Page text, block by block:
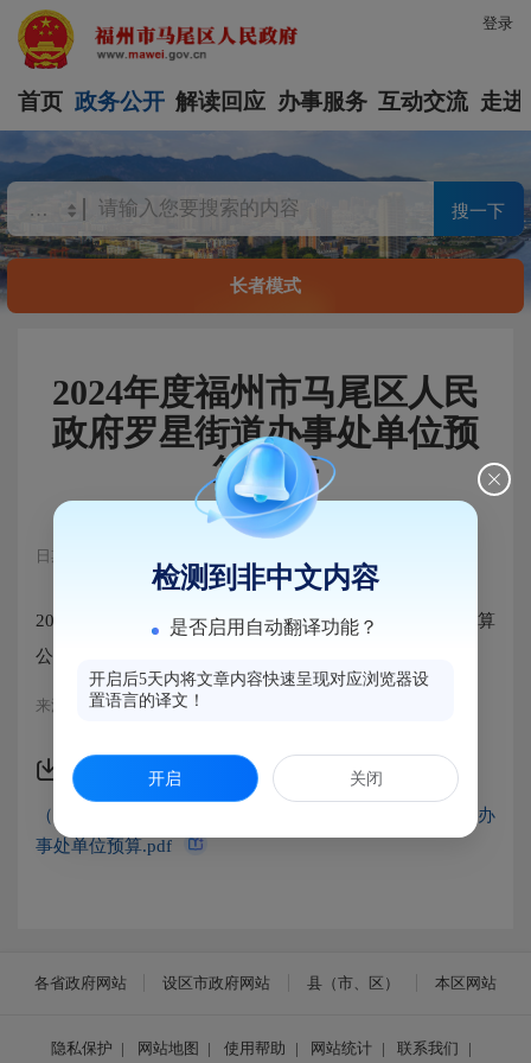
登录
首页 政务公开 解读回应 办事服务 互动交流 走进
搜一下
长者模式
2024年度福州市马尾区人民
政府罗星街道办事处单位预
算公开
日期：2024-01-15 10:01
2024年度福州市马尾区人民政府罗星街道办事处单位预算
公开
来源：马尾区罗星街道
附件下载
（正文下载）2024年度福州市马尾区人民政府罗星街道办
事处单位预算.pdf
各省政府网站 设区市政府网站 县（市、区） 本区网站
隐私保护 | 网站地图 | 使用帮助 | 网站统计 | 联系我们 |
检测到非中文内容
是否启用自动翻译功能？
开启后5天内将文章内容快速呈现对应浏览器设
置语言的译文！
开启 关闭